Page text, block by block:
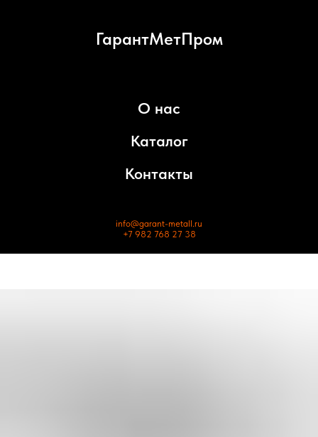
ГарантМетПром
О нас
Каталог
Контакты
info@garant-metall.ru
+7 982 768 27 38